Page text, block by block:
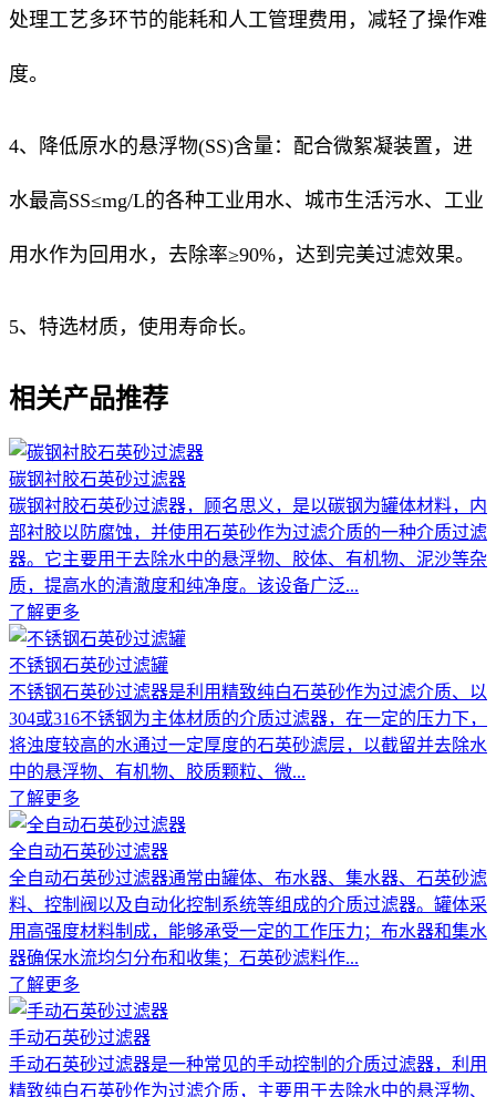
处理工艺多环节的能耗和人工管理费用，减轻了操作难
度。
4、降低原水的悬浮物(SS)含量：配合微絮凝装置，进
水最高SS≤mg/L的各种工业用水、城市生活污水、工业
用水作为回用水，去除率≥90%，达到完美过滤效果。
5、特选材质，使用寿命长。
相关产品推荐
碳钢衬胶石英砂过滤器
碳钢衬胶石英砂过滤器，顾名思义，是以碳钢为罐体材料，内
部衬胶以防腐蚀，并使用石英砂作为过滤介质的一种介质过滤
器。它主要用于去除水中的悬浮物、胶体、有机物、泥沙等杂
质，提高水的清澈度和纯净度。该设备广泛...
了解更多
不锈钢石英砂过滤罐
不锈钢石英砂过滤器是利用精致纯白石英砂作为过滤介质、以
304或316不锈钢为主体材质的介质过滤器，在一定的压力下，
将浊度较高的水通过一定厚度的石英砂滤层，以截留并去除水
中的悬浮物、有机物、胶质颗粒、微...
了解更多
全自动石英砂过滤器
全自动石英砂过滤器通常由罐体、布水器、集水器、石英砂滤
料、控制阀以及自动化控制系统等组成的介质过滤器。罐体采
用高强度材料制成，能够承受一定的工作压力；布水器和集水
器确保水流均匀分布和收集；石英砂滤料作...
了解更多
手动石英砂过滤器
手动石英砂过滤器是一种常见的手动控制的介质过滤器，利用
精致纯白石英砂作为过滤介质，主要用于去除水中的悬浮物、